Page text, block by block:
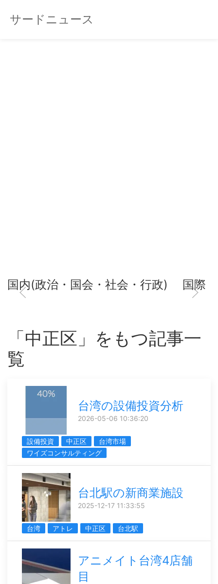
サードニュース
国内(政治・国会・社会・行政) 国際
「中正区」をもつ記事一
覧
台湾の設備投資分析
2026-05-06 10:36:20
設備投資 中正区
台湾市場
ワイズコンサルティング
台北駅の新商業施設
2025-12-17 11:33:55
台湾 アトレ 中正区 台北駅
アニメイト台湾4店舗
目